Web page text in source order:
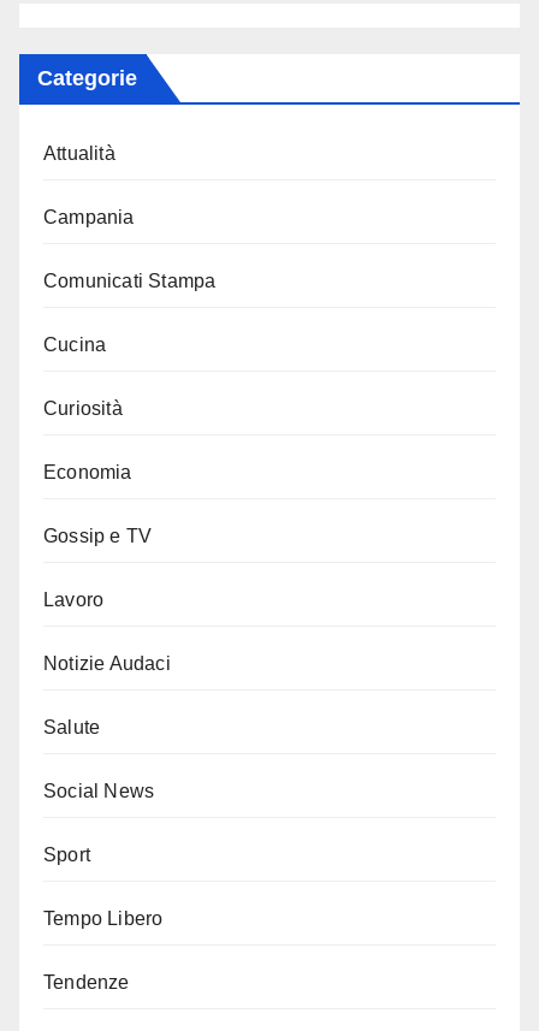
Categorie
Attualità
Campania
Comunicati Stampa
Cucina
Curiosità
Economia
Gossip e TV
Lavoro
Notizie Audaci
Salute
Social News
Sport
Tempo Libero
Tendenze